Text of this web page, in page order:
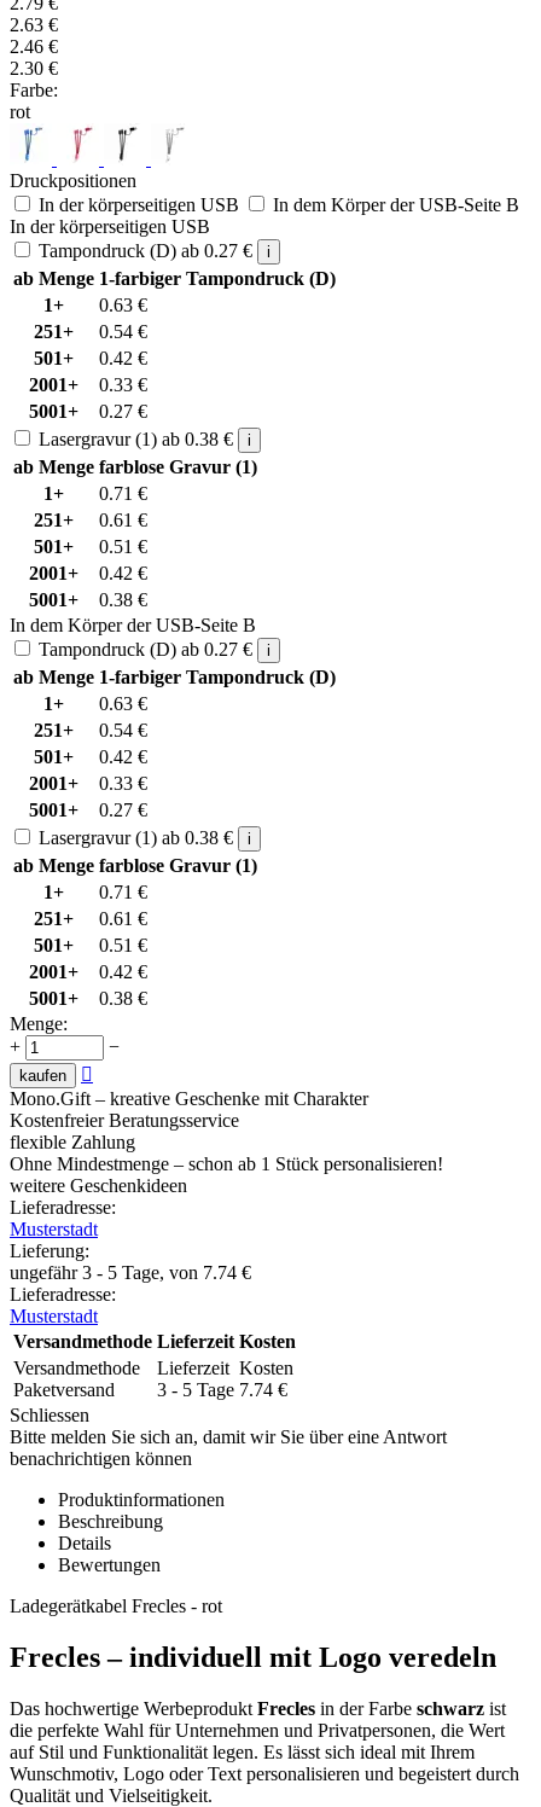
2.63 €
2.46 €
2.30 €
Farbe:
rot
Druckpositionen
In der körperseitigen USB
In dem Körper der USB-Seite B
In der körperseitigen USB
Tampondruck (D) ab 0.27 € i
ab Menge 1-farbiger Tampondruck (D)
1+
0.63 €
251+
0.54 €
501+
0.42 €
2001+
0.33 €
5001+
0.27 €
Lasergravur (1) ab 0.38 € i
ab Menge farblose Gravur (1)
1+
0.71 €
251+
0.61 €
501+
0.51 €
2001+
0.42 €
5001+
0.38 €
In dem Körper der USB-Seite B
Tampondruck (D) ab 0.27 € i
ab Menge 1-farbiger Tampondruck (D)
1+
0.63 €
251+
0.54 €
501+
0.42 €
2001+
0.33 €
5001+
0.27 €
Lasergravur (1) ab 0.38 € i
ab Menge farblose Gravur (1)
1+
0.71 €
251+
0.61 €
501+
0.51 €
2001+
0.42 €
5001+
0.38 €
Menge:
+
−
kaufen

Mono.Gift – kreative Geschenke mit Charakter
Kostenfreier Beratungsservice
flexible Zahlung
Ohne Mindestmenge – schon ab 1 Stück personalisieren!
weitere Geschenkideen
Lieferadresse:
Musterstadt
Lieferung:
ungefähr 3 - 5 Tage, von 7.74 €
Lieferadresse:
Musterstadt
Versandmethode Lieferzeit Kosten
Versandmethode
Paketversand
Lieferzeit
3 - 5 Tage
Kosten
7.74 €
Schliessen
Bitte melden Sie sich an, damit wir Sie über eine Antwort
benachrichtigen können
Produktinformationen
Beschreibung
Details
Bewertungen
Ladegerätkabel Frecles - rot
Frecles – individuell mit Logo veredeln
Das hochwertige Werbeprodukt Frecles in der Farbe schwarz ist
die perfekte Wahl für Unternehmen und Privatpersonen, die Wert
auf Stil und Funktionalität legen. Es lässt sich ideal mit Ihrem
Wunschmotiv, Logo oder Text personalisieren und begeistert durch
Qualität und Vielseitigkeit.